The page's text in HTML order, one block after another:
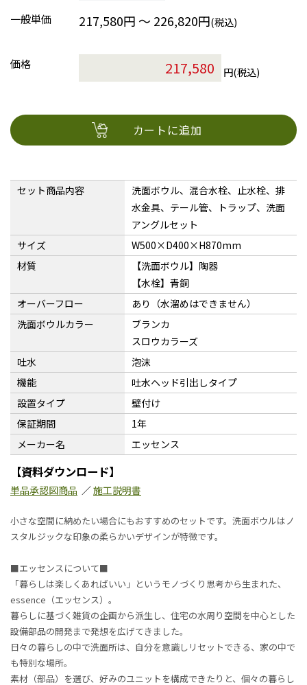
一般単価
217,580円 ～ 226,820円(税込)
価格
円(税込)
カートに追加
セット商品内容
洗面ボウル、混合水栓、止水栓、排
水金具、テール管、トラップ、洗面
アングルセット
サイズ
W500×D400×H870mm
材質
【洗面ボウル】陶器
【水栓】青銅
オーバーフロー
あり（水溜めはできません）
洗面ボウルカラー
ブランカ
スロウカラーズ
吐水
泡沫
機能
吐水ヘッド引出しタイプ
設置タイプ
壁付け
保証期間
1年
メーカー名
エッセンス
【資料ダウンロード】
単品承認図商品 ／施工説明書
小さな空間に納めたい場合にもおすすめのセットです。洗面ボウルはノ
スタルジックな印象の柔らかいデザインが特徴です。
■エッセンスについて■
「暮らしは楽しくあればいい」というモノづくり思考から生まれた、
essence（エッセンス）。
暮らしに基づく雑貨の企画から派生し、住宅の水周り空間を中心とした
設備部品の開発まで発想を広げてきました。
日々の暮らしの中で洗面所は、自分を意識しリセットできる、家の中で
も特別な場所。
素材（部品）を選び、好みのユニットを構成できたりと、個々の暮らし